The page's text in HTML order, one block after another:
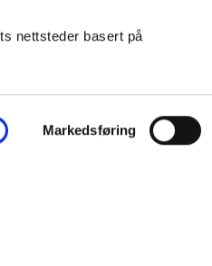
nettsteder basert på
Markedsføring